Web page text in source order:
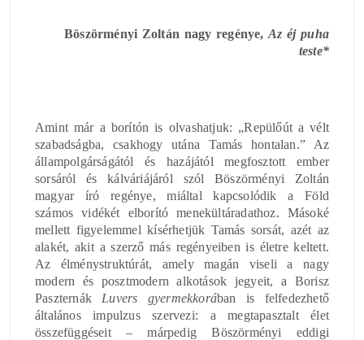
Böszörményi Zoltán nagy regénye,Az éj puha
teste*
Amint már a borítón is olvashatjuk: „Repülőút a vélt
szabadságba, csakhogy utána Tamás hontalan.” Az
állampolgárságától és hazájától megfosztott ember
sorsáról és kálváriájáról szól Böszörményi Zoltán
magyar író regénye, miáltal kapcsolódik a Föld
számos vidékét elborító menekültáradathoz. Másoké
mellett figyelemmel kísérhetjük Tamás sorsát, azét az
alakét, akit a szerző más regényeiben is életre keltett.
Az élménystruktúrát, amely magán viseli a nagy
modern és posztmodern alkotások jegyeit, a Borisz
Paszternák Luvers gyermekkorában is felfedezhető
általános impulzus szervezi: a megtapasztalt élet
összefüggéseit – márpedig Böszörményi eddigi